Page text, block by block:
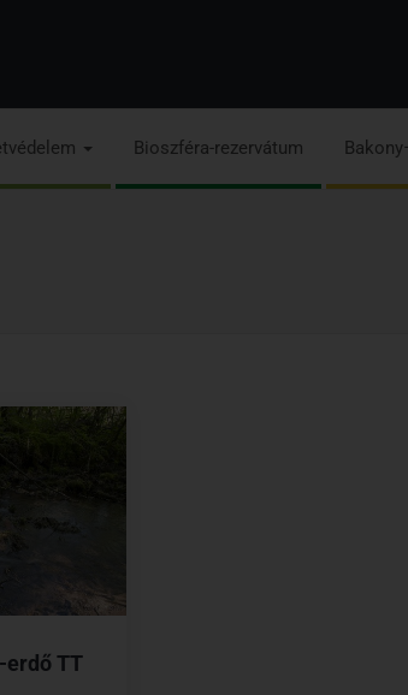
Bioszféra-rezervátum
TT